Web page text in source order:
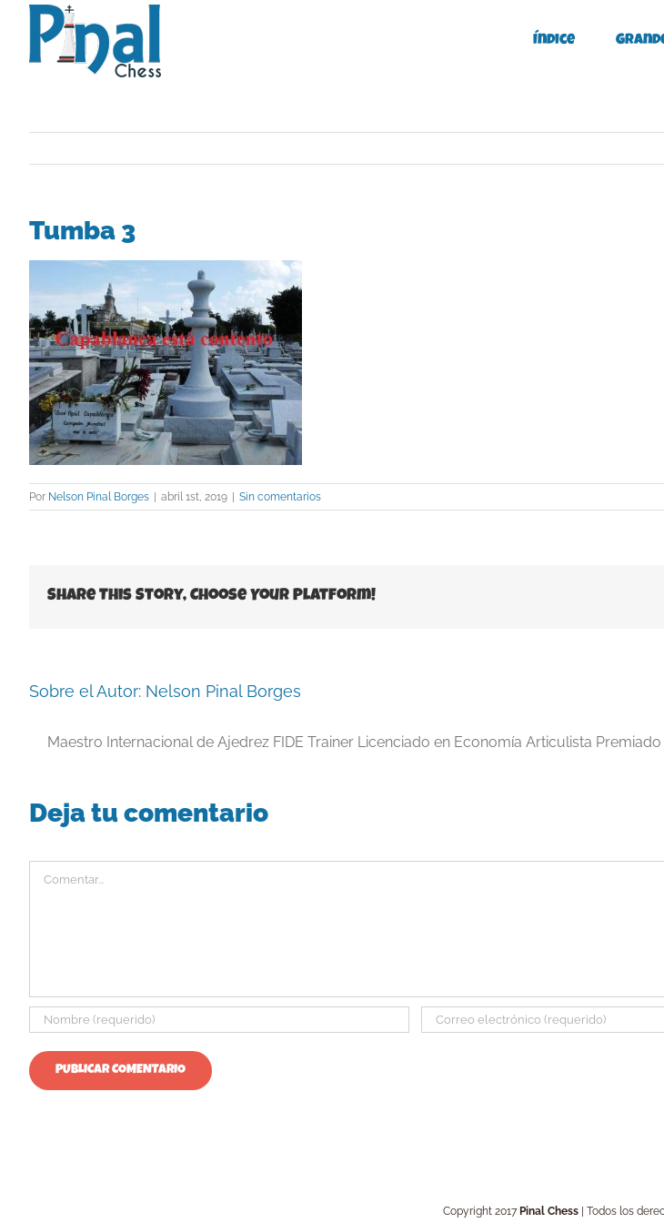
Saltar
contenido
Índice
Tumba 3
Por Nelson Pinal Borges | abril 1st, 2019 | Sin comentarios
Share This Story, Choose Your Platform!
Sobre el Autor: Nelson Pinal Borges
Maestro Internacional de Ajedrez FIDE Trainer Licenciado en Economía Articulista
Deja tu comentario
Copyright 2017 Pinal Chess| Todos los